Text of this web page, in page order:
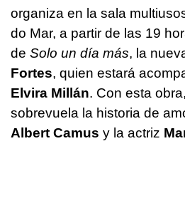
organiza en la sala
do Mar, a partir de las 19
de Solo un día más, la
Fortes, quien estará
Elvira Millán. Con esta
sobrevuela la historia de
Albert Camus y la actriz